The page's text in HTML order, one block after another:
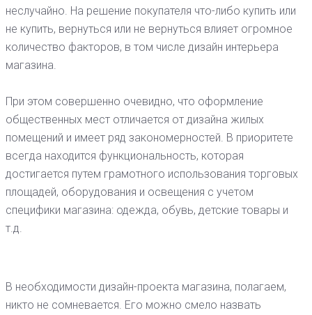
неслучайно. На решение покупателя что-либо купить или
не купить, вернуться или не вернуться влияет огромное
количество факторов, в том числе дизайн интерьера
магазина.
При этом совершенно очевидно, что оформление
общественных мест отличается от дизайна жилых
помещений и имеет ряд закономерностей. В приоритете
всегда находится функциональность, которая
достигается путем грамотного использования торговых
площадей, оборудования и освещения с учетом
специфики магазина: одежда, обувь, детские товары и
т.д.
В необходимости дизайн-проекта магазина, полагаем,
никто не сомневается. Его можно смело назвать